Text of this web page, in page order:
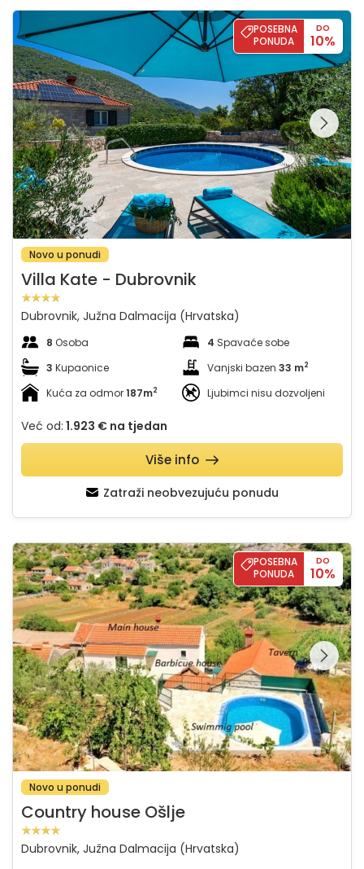
Villa Kate - Dubrovnik
POSEBNA
PONUDA
DO
10%
Pregledajte cijelu
galeriju na
Novo u ponudi
Villa Kate - Dubrovnik
Dubrovnik, Južna Dalmacija (Hrvatska)
8 Osoba 4 Spavaće sobe
3 Kupaonice Vanjski bazen 33 m2
Kuća za odmor187m2 Ljubimci nisu dozvoljeni
Već od: 1.923 € na tjedan
Zatraži neobvezujuću ponudu
Više info
Country house Ošlje
POSEBNA
PONUDA
DO
10%
Pregledajte cijelu
galeriju na
Novo u ponudi
Country house Ošlje
Dubrovnik, Južna Dalmacija (Hrvatska)